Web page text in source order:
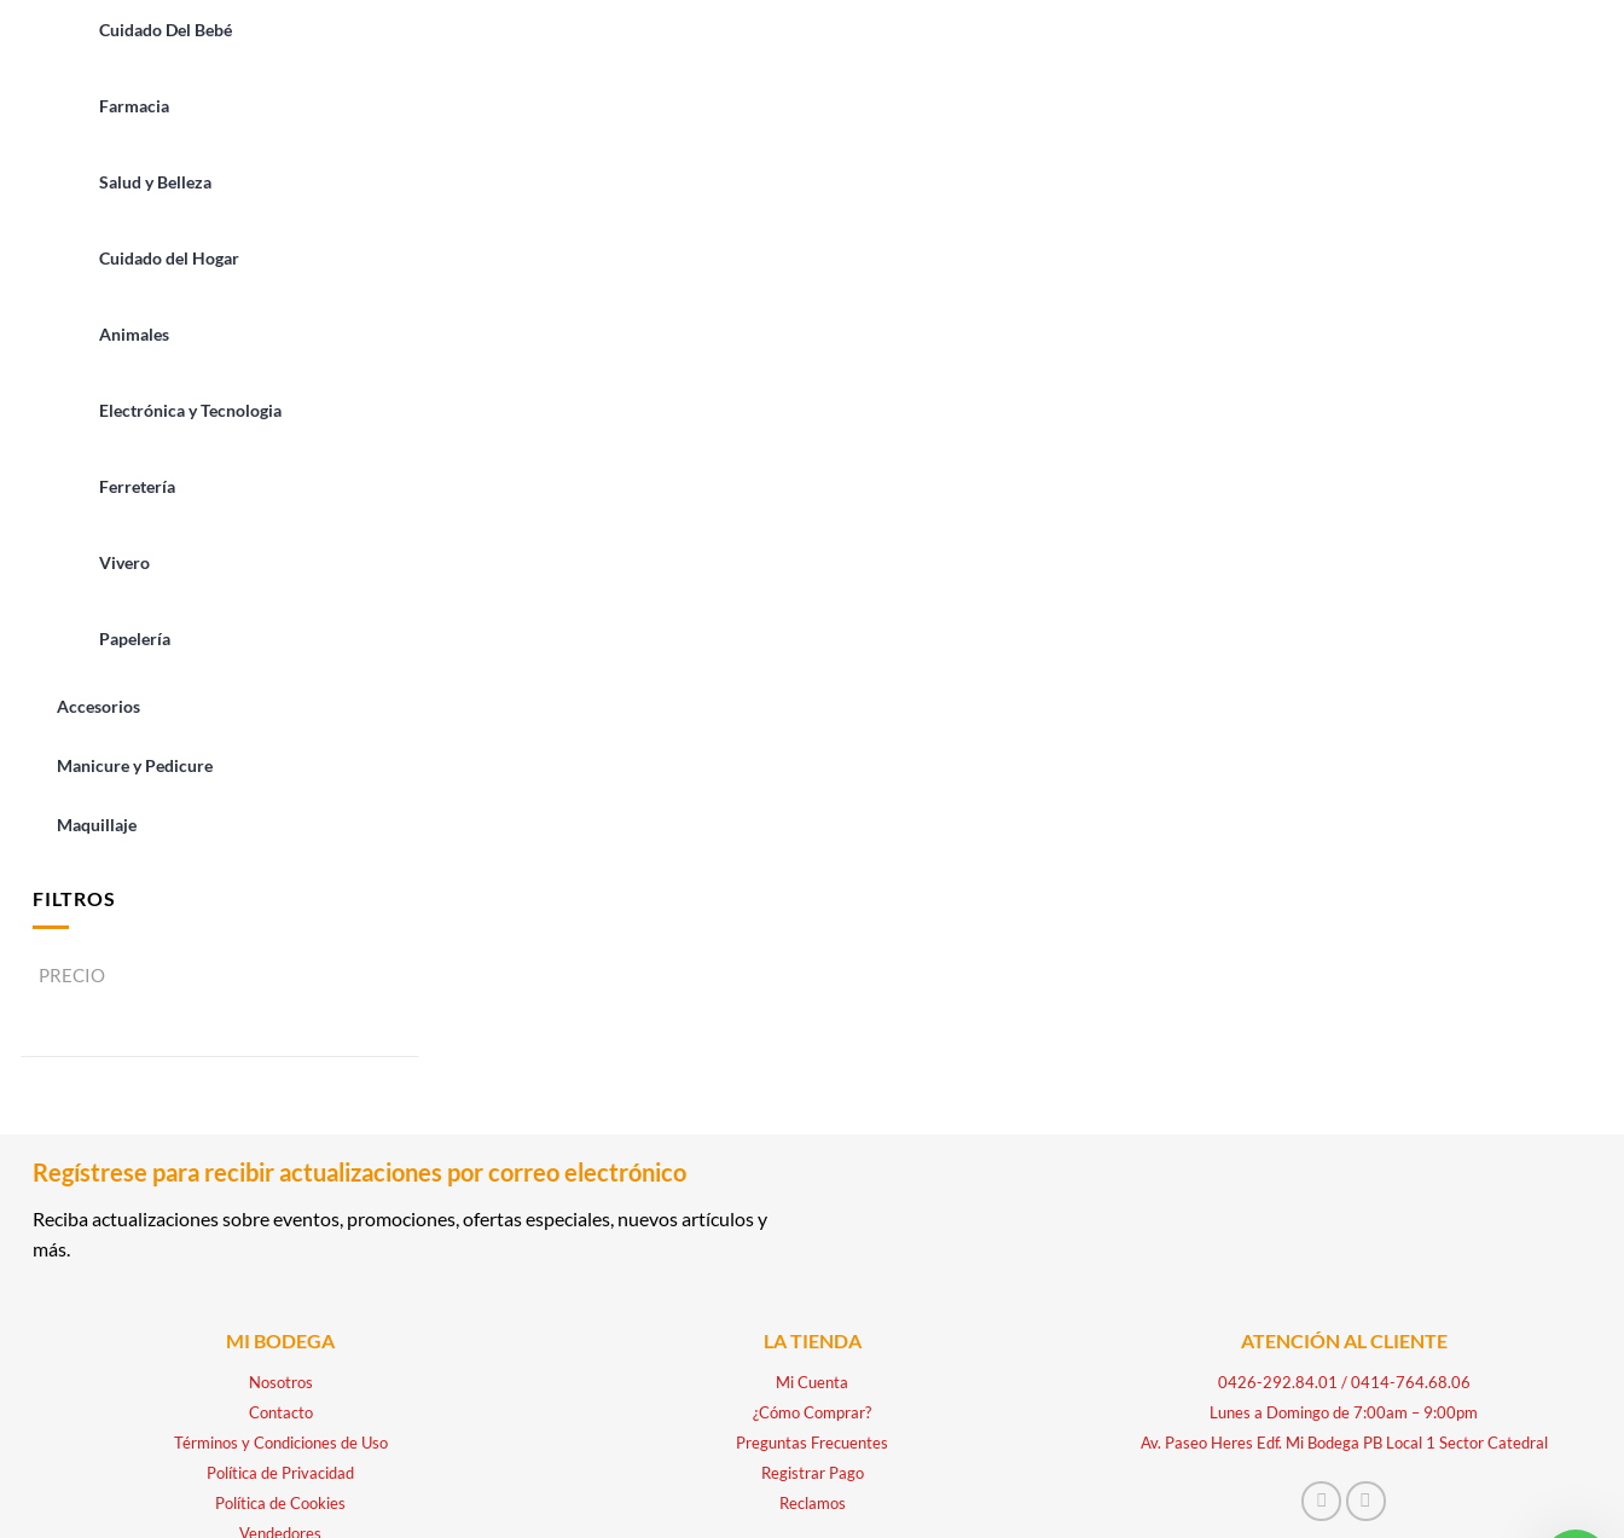
Cuidado Del Bebé
Farmacia
Salud y Belleza
Cuidado del Hogar
Animales
Electrónica y Tecnologia
Ferretería
Vivero
Papelería
Accesorios
Manicure y Pedicure
Maquillaje
FILTROS
PRECIO
Regístrese para recibir actualizaciones por correo electrónico
Reciba actualizaciones sobre eventos, promociones, ofertas especiales, nuevos artículos y
más.
MI BODEGA
Nosotros
Contacto
Términos y Condiciones de Uso
Política de Privacidad
Política de Cookies
Vendedores
LA TIENDA
Mi Cuenta
¿Cómo Comprar?
Preguntas Frecuentes
Registrar Pago
Reclamos
ATENCIÓN AL CLIENTE
0426-292.84.01 /0414-764.68.06
Lunes a Domingo de 7:00am – 9:00pm
Av. Paseo Heres Edf. Mi Bodega PB Local 1 Sector Catedral